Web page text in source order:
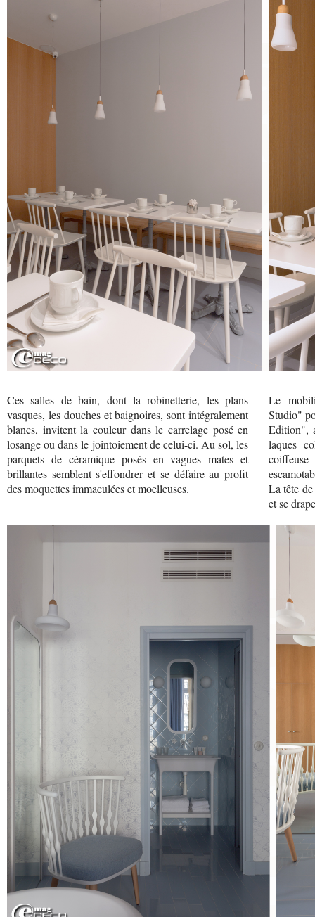
Ces salles de bain, dont la robinetterie, les plans
vasques, les douches et baignoires, sont intégralement
blancs, invitent la couleur dans le carrelage posé en
losange ou dans le jointoiement de celui-ci. Au sol, les
parquets de céramique posés en vagues mates et
brillantes semblent s'effondrer et se défaire au profit
des moquettes immaculées et moelleuses.
Le
Studio"
Edition",
laques
La tête
et se